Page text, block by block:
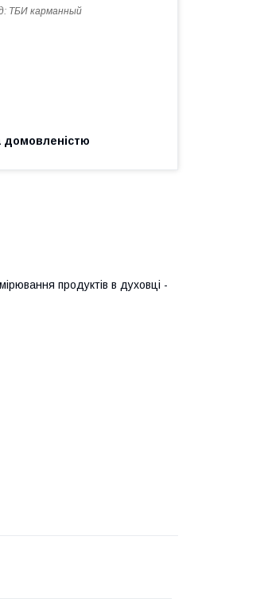
ТБИ карманный
домовленістю
продуктів в духовці -